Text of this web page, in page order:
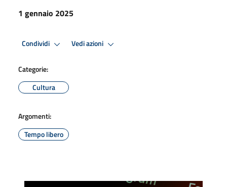
1 gennaio 2025
Condividi Vedi azioni
Categorie:
Cultura
Argomenti:
Tempo libero